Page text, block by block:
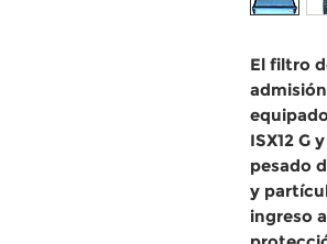
El filtro
ISX12 G
pesado
y
ingreso